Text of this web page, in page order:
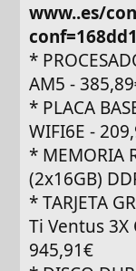
www..es/
*
AM5 -
* PLACA
WIFI6E -
* MEMORIA
(2x16GB)
* TARJETA
Ti Ventus 3X
945,91€